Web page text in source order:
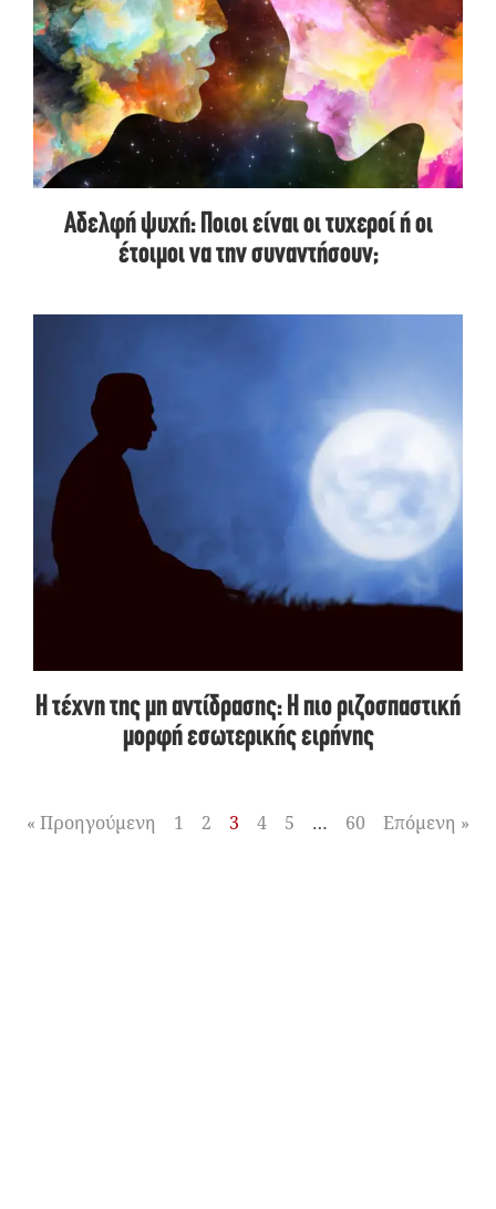
Αδελφή ψυχή: Ποιοι είναι οι τυχεροί ή οι
έτοιμοι να την συναντήσουν;
Η τέχνη της μη αντίδρασης: Η πιο ριζοσπαστική
μορφή εσωτερικής ειρήνης
« Προηγούμενη 1 2 3 4 5 … 60 Επόμενη »